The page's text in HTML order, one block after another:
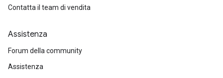
Contatta il team di vendita
Assistenza
Forum della community
Assistenza